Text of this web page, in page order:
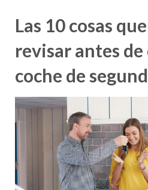
Las 10 cosas
revisar antes
coche de